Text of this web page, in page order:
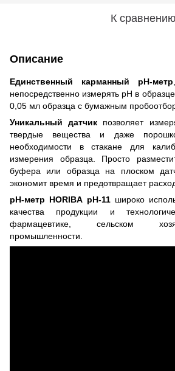
К сравнению
Описание
Единственный карманный pH-метр
непосредственно измерять рН в
0,05 мл образца с бумажным
Уникальный датчик позволяет
твердые вещества и даже
необходимости в стакане для
измерения образца. Просто
буфера или образца на плоском
экономит время и предотвращает
рН-метр HORIBA pH-11 широко
качества продукции и
фармацевтике, сельском
промышленности.